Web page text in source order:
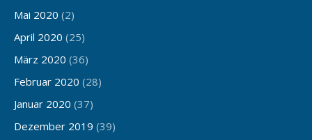
Mai 2020 (2)
April 2020 (25)
März 2020 (36)
Februar 2020 (28)
Januar 2020 (37)
Dezember 2019 (39)